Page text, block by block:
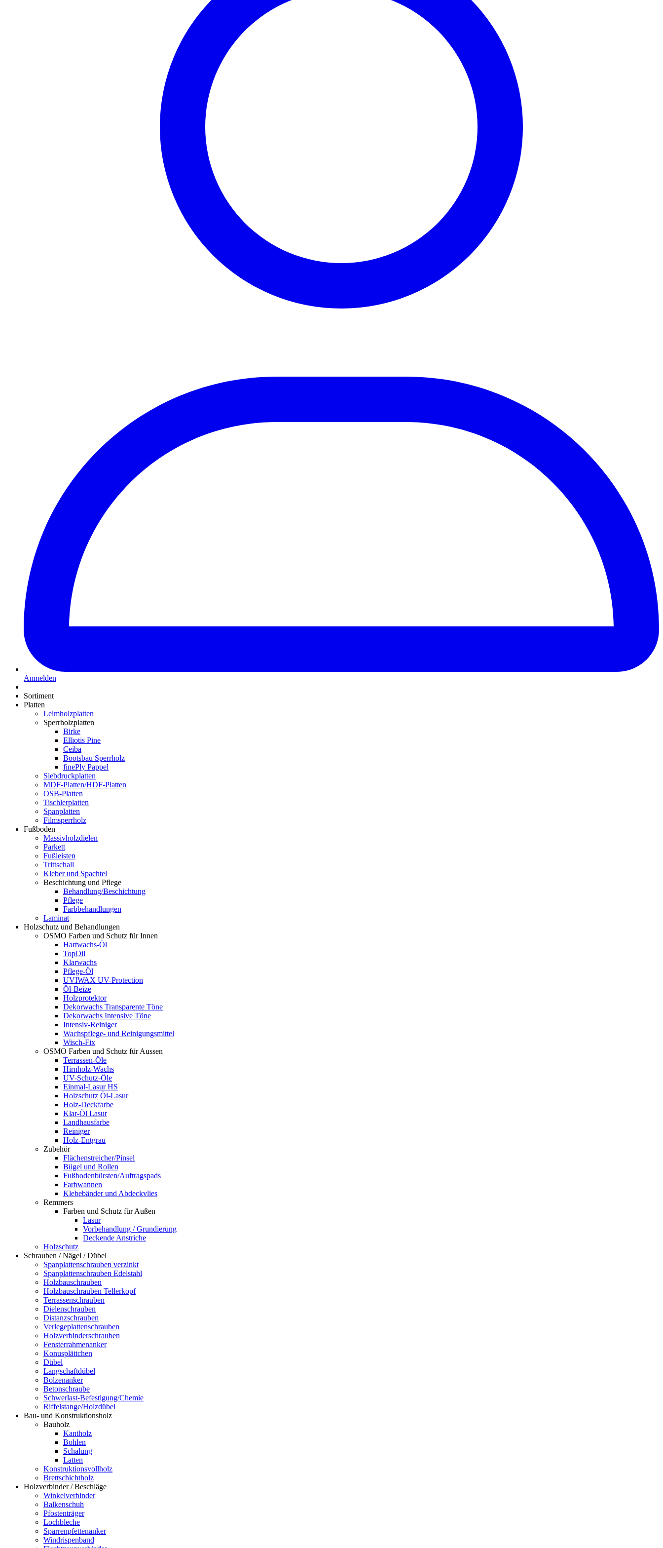
Anmelden
Sortiment
Platten
Leimholzplatten
Sperrholzplatten
Birke
Elliotis Pine
Ceiba
Bootsbau Sperrholz
finePly Pappel
Siebdruckplatten
MDF-Platten/HDF-Platten
OSB-Platten
Tischlerplatten
Spanplatten
Filmsperrholz
Fußboden
Massivholzdielen
Parkett
Fußleisten
Trittschall
Kleber und Spachtel
Beschichtung und Pflege
Behandlung/Beschichtung
Pflege
Farbbehandlungen
Laminat
Holzschutz und Behandlungen
OSMO Farben und Schutz für Innen
Hartwachs-Öl
TopOil
Klarwachs
Pflege-Öl
UVIWAX UV-Protection
Öl-Beize
Holzprotektor
Dekorwachs Transparente Töne
Dekorwachs Intensive Töne
Intensiv-Reiniger
Wachspflege- und Reinigungsmittel
Wisch-Fix
OSMO Farben und Schutz für Aussen
Terrassen-Öle
Hirnholz-Wachs
UV-Schutz-Öle
Einmal-Lasur HS
Holzschutz Öl-Lasur
Holz-Deckfarbe
Klar-Öl Lasur
Landhausfarbe
Reiniger
Holz-Entgrau
Zubehör
Flächenstreicher/Pinsel
Bügel und Rollen
Fußbodenbürsten/Auftragspads
Farbwannen
Klebebänder und Abdeckvlies
Remmers
Farben und Schutz für Außen
Lasur
Vorbehandlung / Grundierung
Deckende Anstriche
Holzschutz
Schrauben / Nägel / Dübel
Spanplattenschrauben verzinkt
Spanplattenschrauben Edelstahl
Holzbauschrauben
Holzbauschrauben Tellerkopf
Terrassenschrauben
Dielenschrauben
Distanzschrauben
Verlegeplattenschrauben
Holzverbinderschrauben
Fensterrahmenanker
Konusplättchen
Dübel
Langschaftdübel
Bolzenanker
Betonschraube
Schwerlast-Befestigung/Chemie
Riffelstange/Holzdübel
Bau- und Konstruktionsholz
Bauholz
Kantholz
Bohlen
Schalung
Latten
Konstruktionsvollholz
Brettschichtholz
Holzverbinder / Beschläge
Winkelverbinder
Balkenschuh
Pfostenträger
Lochbleche
Sparrenpfettenanker
Windrispenband